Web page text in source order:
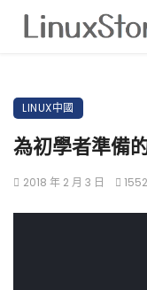
LINUX中國
為初學者準備
2018 年 2 月 3 日